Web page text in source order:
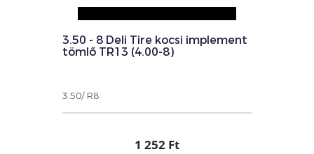
3.50 - 8 Deli Tire kocsi implement
tömlő TR13 (4.00-8)
3.50/ R8
1 252 Ft